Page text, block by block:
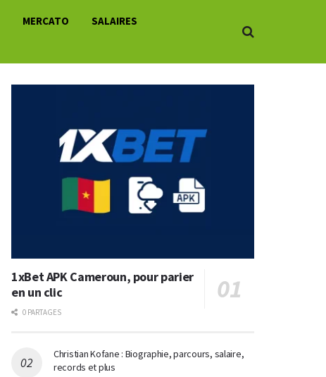
MERCATO
SALAIRES
1xBet APK Cameroun, pour parier
en un clic
0 PARTAGES
Christian Kofane : Biographie, parcours, salaire,
records et plus